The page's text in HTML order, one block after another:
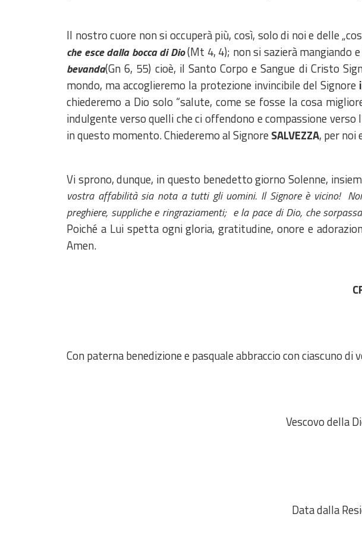
Il nostro cuore non si occuperà più, così, solo di noi e delle
che esce dalla bocca di Dio(Mt 4, 4); non si sazierà mangiando
bevanda(Gn 6, 55) cioè, il Santo Corpo e Sangue di Cristo
mondo, ma accoglieremo la protezione invincibile del Signore
chiederemo a Dio solo “salute, come se fosse la cosa
indulgente verso quelli che ci offendono e compassione
in questo momento. Chiederemo al SignoreSALVEZZA, per noi
Vi sprono, dunque, in questo benedetto giorno Solenne,
vostra affabilità sia nota a tutti gli uomini. Il Signore è vicino!
preghiere, suppliche e ringraziamenti; e la pace di Dio, che
Poiché a Lui spetta ogni gloria, gratitudine, onore e
Amen.
Con paterna benedizione e pasquale abbraccio con ciascuno
Vescovo della
Data dalla